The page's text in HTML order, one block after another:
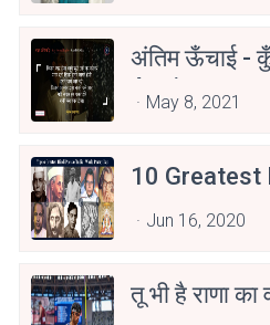
अंतिम ऊँचाई -
Aspirants
May 8, 2021
10 Greatest
Jun 16, 2020
तू भी है राणा